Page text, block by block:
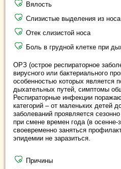
Вялость
Слизистые выделения из носа
Отек слизистой носа
Боль в грудной клетке при
ОРЗ (острое респираторное
вирусного или бактериального
особенностью которых является
дыхательных путей, симптомы
Респираторные инфекции
категорий – от маленьких детей
заболеваний проявляется
при смене времен года (в
своевременно заняться
эпидемии не заразиться.
Причины